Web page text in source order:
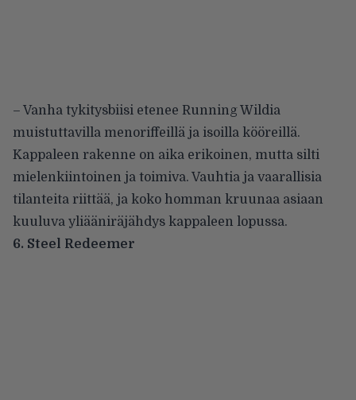
– Vanha tykitysbiisi etenee Running Wildia
muistuttavilla menoriffeillä ja isoilla kööreillä.
Kappaleen rakenne on aika erikoinen, mutta silti
mielenkiintoinen ja toimiva. Vauhtia ja vaarallisia
tilanteita riittää, ja koko homman kruunaa asiaan
kuuluva yliääniräjähdys kappaleen lopussa.
6. Steel Redeemer